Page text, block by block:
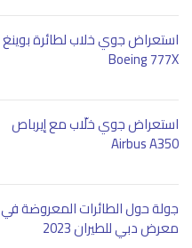
استعراض جوي خلاب لطائرة بوينغ
Boeing 777X
استعراض جوي خلّاب مع إيرباص
Airbus A350
جولة حول الطائرات المعروضة في
معرض دبي للطيران 2023